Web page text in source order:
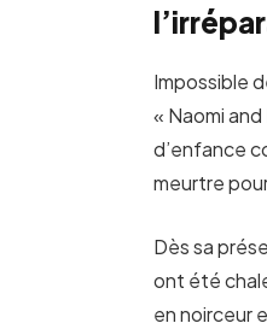
Impossible
« Naomi
d’enfance
meurtre
Dès sa
ont été
en noirceur